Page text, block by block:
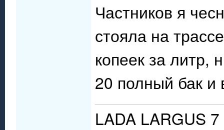
Частников я
стояла на
копеек за литр,
20 полный бак
LADA LARGUS